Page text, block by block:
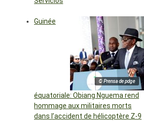
© Prensa de pdge
Guinée
équatoriale: Obiang Nguema rend
hommage aux militaires morts
dans l’accident de hélicoptère Z-9